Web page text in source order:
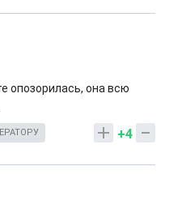
опозорилась, она всю
+4